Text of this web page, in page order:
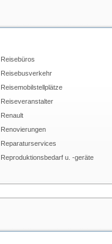
Reisebüros
Reisebusverkehr
Reisemobilstellplätze
Reiseveranstalter
Renault
Renovierungen
Reparaturservices
Reproduktionsbedarf u. -geräte